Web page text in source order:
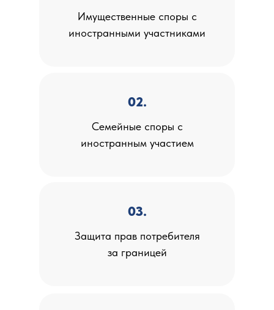
Имущественные споры с
иностранными участниками
Защита прав потребителя
за границей
Семейные споры с
иностранным участием
02.
03.